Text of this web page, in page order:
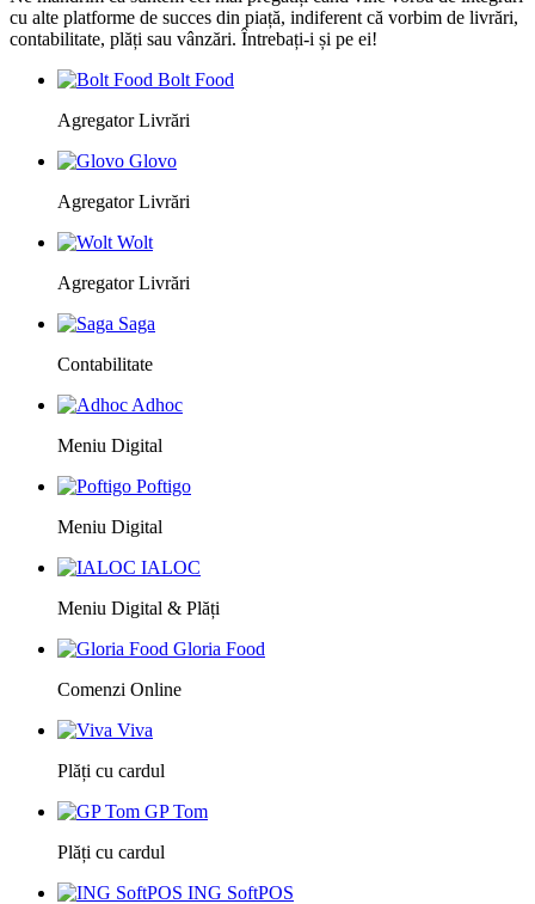
cu alte platforme de succes din piață, indiferent că vorbim de livrări,
contabilitate, plăți sau vânzări. Întrebați-i și pe ei!
Bolt Food
Agregator Livrări
Glovo
Agregator Livrări
Wolt
Agregator Livrări
Saga
Contabilitate
Adhoc
Meniu Digital
Poftigo
Meniu Digital
IALOC
Meniu Digital & Plăți
Gloria Food
Comenzi Online
Viva
Plăți cu cardul
GP Tom
Plăți cu cardul
ING SoftPOS